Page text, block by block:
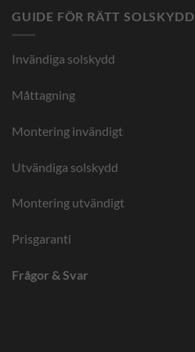
på
GUIDE FÖR RÄTT SOLSKYDD
Invändiga solskydd
Måttagning
Montering invändigt
Utvändiga solskydd
Montering utvändigt
Prisgaranti
Frågor & Svar